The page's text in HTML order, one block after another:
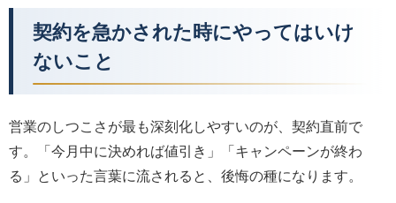
契約を急かされた時にやってはいけ
ないこと
営業のしつこさが最も深刻化しやすいのが、契約直前で
す。「今月中に決めれば値引き」「キャンペーンが終わ
る」といった言葉に流されると、後悔の種になります。